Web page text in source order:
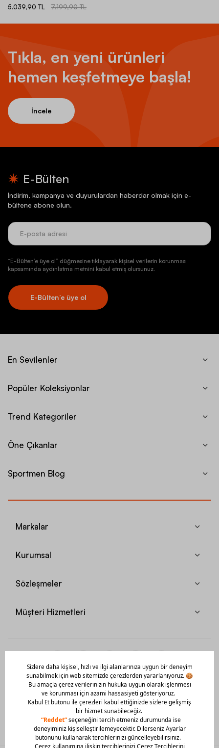
5.039,90 TL 7.199,90 TL
Tıkla, en yeni ürünleri
hemen keşfetmeye başla!
İncele
E-Bülten
İndirim, kampanya ve duyurulardan haberdar olmak için e-
bültene abone olun.
“E-Bülten’e üye ol” düğmesine tıklayarak kişisel verilerin korunması
kapsamında aydınlatma metnini kabul etmiş olursunuz.
E-Bülten’e üye ol
En Sevilenler
Popüler Koleksiyonlar
Trend Kategoriler
Öne Çıkanlar
Sportmen Blog
Markalar
Kurumsal
Sözleşmeler
Müşteri Hizmetleri
Mobil Uygulamamızı Hemen İndir!